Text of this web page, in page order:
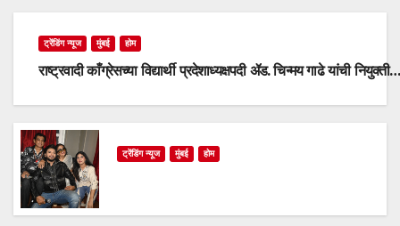
ट्रेंडिंग न्यूज मुंबई होम
राष्ट्रवादी काँग्रेसच्या विद्यार्थी प्रदेशाध्यक्षपदी ॲड. चिन्मय गाढे यांची नियुक्ती…
ट्रेंडिंग न्यूज मुंबई होम